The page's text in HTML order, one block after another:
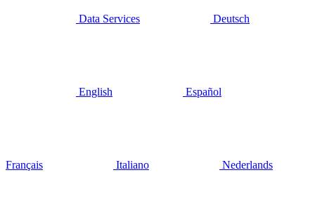
Data Services Deutsch
English Español
Français Italiano Nederlands